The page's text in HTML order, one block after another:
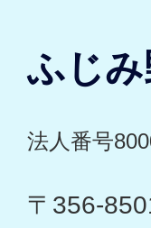
ふじ
法人番号
〒356-